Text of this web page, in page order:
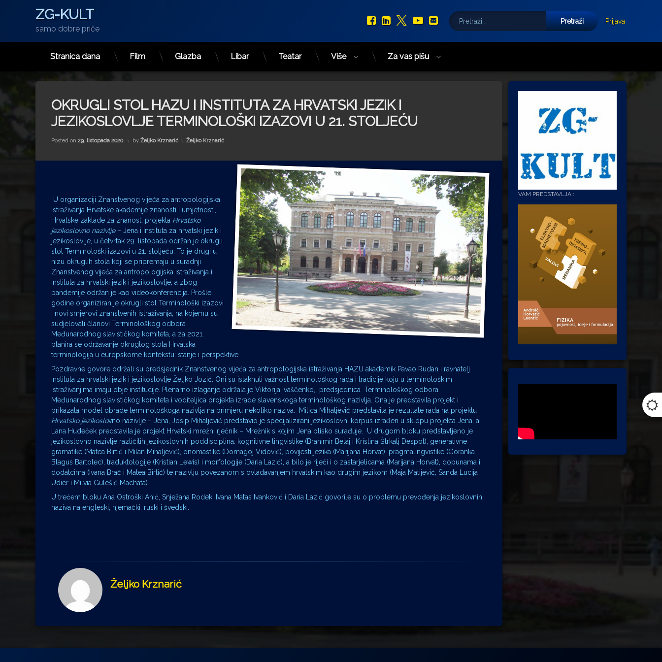
ZG-KULT
samo dobre priče
Facebook
LinkedIn
X.com
YouTube
E-mail
Pretraži:
Prijava
Stranica dana Film Glazba Libar Teatar Više Za vas pišu
OKRUGLI STOL HAZU I INSTITUTA ZA HRVATSKI JEZIK I
JEZIKOSLOVLJE TERMINOLOŠKI IZAZOVI U 21. STOLJEĆU
Posted on 29. listopada 2020. by Željko Krznarić Kategorije:
Željko Krznarić
U organizaciji Znanstvenog vijeća za antropologijska
istraživanja Hrvatske akademije znanosti i umjetnosti,
Hrvatske zaklade za znanost, projekta Hrvatsko
jezikoslovno nazivlje – Jena i Instituta za hrvatski jezik i
jezikoslovlje, u četvrtak 29. listopada održan je okrugli
stol Terminološki izazovi u 21. stoljeću. To je drugi u
nizu okruglih stola koji se pripremaju u suradnji
Znanstvenog vijeća za antropologijska istraživanja i
Instituta za hrvatski jezik i jezikoslovlje, a zbog
pandemije održan je kao videokonferencija. Prošle
godine organiziran je okrugli stol Terminološki izazovi
i novi smjerovi znanstvenih istraživanja, na kojemu su
sudjelovali članovi Terminološkog odbora
Međunarodnog slavističkog komiteta, a za 2021.
planira se održavanje okruglog stola Hrvatska
terminologija u europskome kontekstu: stanje i perspektive.
Pozdravne govore održali su predsjednik Znanstvenog vijeća za antropologijska istraživanja HAZU akademik Pavao Rudan i ravnatelj
Instituta za hrvatski jezik i jezikoslovlje Željko Jozić. Oni su istaknuli važnost terminološkog rada i tradicije koju u terminološkim
istraživanjima imaju obje institucije. Plenarno izlaganje održala je Viktorija Ivaščenko, predsjednica Terminološkog odbora
Međunarodnog slavističkog komiteta i voditeljica projekta izrade slavenskoga terminološkog nazivlja. Ona je predstavila projekt i
prikazala model obrade terminološkoga nazivlja na primjeru nekoliko naziva. Milica Mihaljević predstavila je rezultate rada na projektu
Hrvatsko jezikoslovno nazivlje – Jena, Josip Mihaljević predstavio je specijalizirani jezikoslovni korpus izrađen u sklopu projekta Jena, a
Lana Hudeček predstavila je projekt Hrvatski mrežni rječnik – Mrežnik s kojim Jena blisko surađuje. U drugom bloku predstavljeno je
jezikoslovno nazivlje različitih jezikoslovnih poddisciplina: kognitivne lingvistike (Branimir Belaj i Kristina Štrkalj Despot), generativne
gramatike (Matea Birtić i Milan Mihaljević), onomastike (Domagoj Vidović), povijesti jezika (Marijana Horvat), pragmalingvistike (Goranka
Blagus Bartolec), traduktologije (Kristian Lewis) i morfologije (Daria Lazić), a bilo je riječi i o zastarjelicama (Marijana Horvat), dopunama i
dodatcima (Ivana Brač i Matea Birtić) te nazivlju povezanom s ovladavanjem hrvatskim kao drugim jezikom (Maja Matijević, Sanda Lucija
Udier i Milvia Gulešić Machata).
U trećem bloku Ana Ostroški Anić, Snježana Rodek, Ivana Matas Ivanković i Daria Lazić govorile su o problemu prevođenja jezikoslovnih
naziva na engleski, njemački, ruski i švedski.
Željko Krznarić
VAM PREDSTAVLJA :